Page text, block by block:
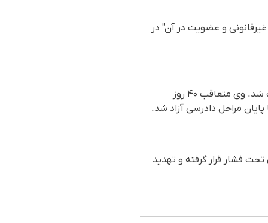
گروه غیرقانونی و عضویت در آن" در
ژینا مدرس گرجی روز پنجشنبه ۳۰ شهریور ۱۴۰۱، توسط نیروهای اداره اطلاعات در شهر سنندج بازداشت شد. وی متعاقب ۴۰ روز
فشار قرار گرفته و تهدید